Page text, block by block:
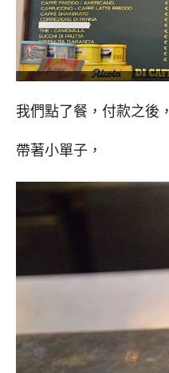
我們點了餐，付款之後，
帶著小單子，